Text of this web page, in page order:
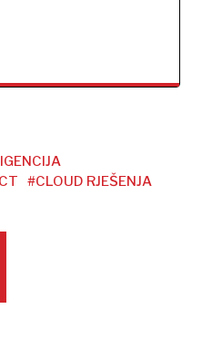
#CLOUD RJEŠENJA